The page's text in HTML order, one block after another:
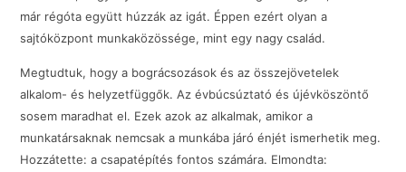
már régóta együtt húzzák az igát. Éppen ezért olyan a
sajtóközpont munkaközössége, mint egy nagy család.
Megtudtuk, hogy a bográcsozások és az összejövetelek
alkalom- és helyzetfüggők. Az évbúcsúztató és újévköszöntő
sosem maradhat el. Ezek azok az alkalmak, amikor a
munkatársaknak nemcsak a munkába járó énjét ismerhetik meg.
Hozzátette: a csapatépítés fontos számára. Elmondta: